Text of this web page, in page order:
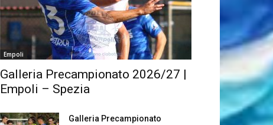
Empoli
Galleria Precampionato 2026/27 |
Empoli – Spezia
Galleria Precampionato